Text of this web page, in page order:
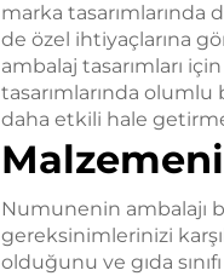
marka tasarımlarında
de özel ihtiyaçlarına
ambalaj tasarımları
tasarımlarında olumlu
daha etkili hale
Numunenin ambalajı
gereksinimlerinizi
olduğunu ve gıda